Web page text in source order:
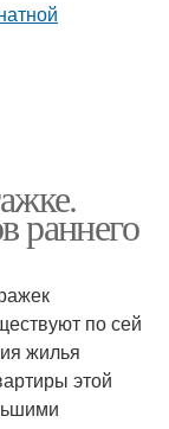
раннего
по сей
жилья
этой